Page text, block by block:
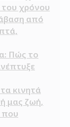
χρόνου
από
Πώς το
κινητά
μας ζωή,
που